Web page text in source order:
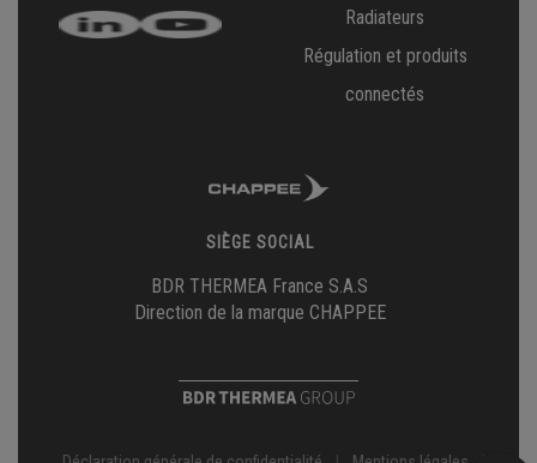
Radiateurs
Régulation et produits
connectés
SIÈGE SOCIAL
BDR THERMEA France S.A.S
Direction de la marque CHAPPEE